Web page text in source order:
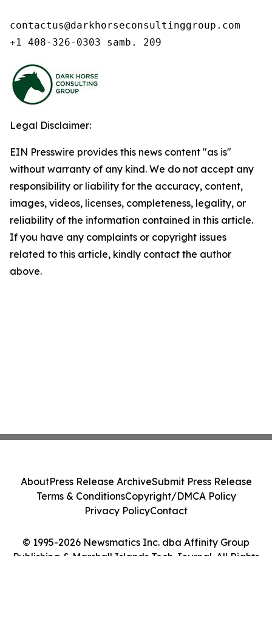
contactus@darkhorseconsultinggroup.com
+1 408-326-0303 samb. 209
Legal Disclaimer:
EIN Presswire provides this news content "as is"
without warranty of any kind. We do not accept any
responsibility or liability for the accuracy, content,
images, videos, licenses, completeness, legality, or
reliability of the information contained in this article.
If you have any complaints or copyright issues
related to this article, kindly contact the author
above.
© 1995-2026 Newsmatics Inc. dba Affinity Group
Publishing & Marshall Islands Tech Journal. All Rights
AboutPress Release ArchiveSubmit Press Release
Terms & ConditionsCopyright/DMCA Policy
Privacy PolicyContact